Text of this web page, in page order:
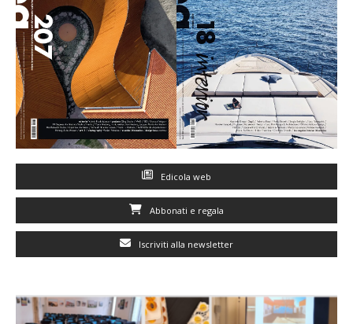
Edicola web
Abbonati e regala
Iscriviti alla newsletter